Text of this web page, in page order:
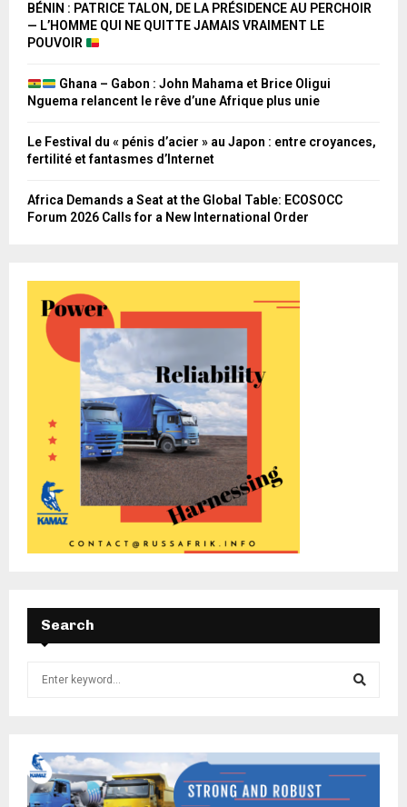
BÉNIN : PATRICE TALON, DE LA PRÉSIDENCE AU PERCHOIR
— L’HOMME QUI NE QUITTE JAMAIS VRAIMENT LE
POUVOIR
Ghana – Gabon : John Mahama et Brice Oligui
Nguema relancent le rêve d’une Afrique plus unie
Le Festival du « pénis d’acier » au Japon : entre croyances,
fertilité et fantasmes d’Internet
Africa Demands a Seat at the Global Table: ECOSOCC
Forum 2026 Calls for a New International Order
Search